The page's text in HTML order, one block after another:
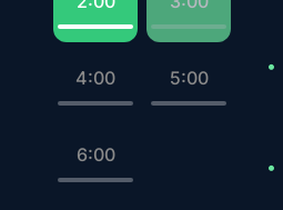
4:00 5:00
6:00